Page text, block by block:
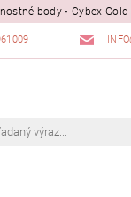
body • Cybex Gold